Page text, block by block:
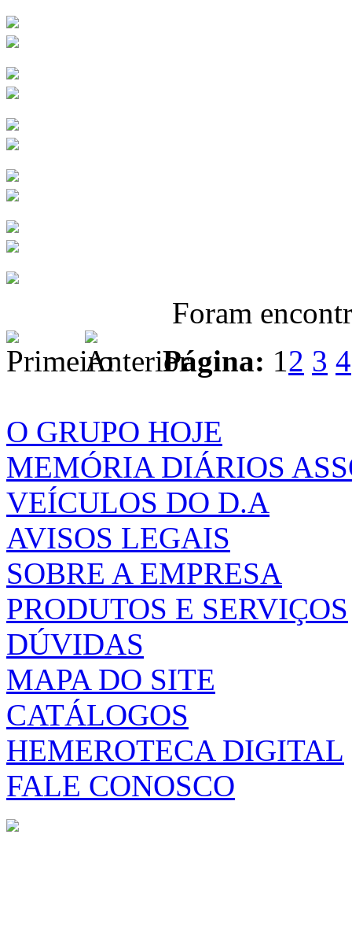
Foram
Página: 12 3 4
O GRUPO HOJE
MEMÓRIA DIÁRIOS
VEÍCULOS DO D.A
AVISOS LEGAIS
SOBRE A EMPRESA
PRODUTOS E SERVIÇOS
DÚVIDAS
MAPA DO SITE
CATÁLOGOS
HEMEROTECA DIGITAL
FALE CONOSCO